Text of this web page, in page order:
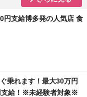
円支給博多発の人気店 食
乗れます！最大30万円
給！※未経験者対象※